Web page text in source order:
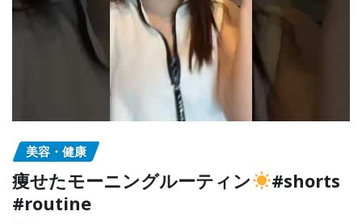
美容・健康
痩せたモーニングルーティン
#shorts
#routine